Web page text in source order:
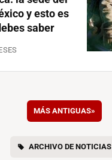
y esto es
saber
MÁS ANTIGUAS»
ARCHIVO DE NOTICIAS